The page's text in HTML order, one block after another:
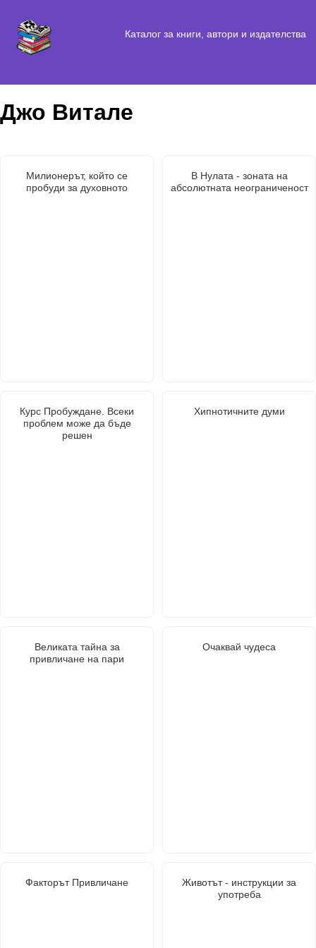
Каталог за книги, автори и издателства
Джо Витале
Милионерът, който се
пробуди за духовното
В Нулата - зоната на
абсолютната неограниченост
Курс Пробуждане. Всеки
проблем може да бъде
решен
Хипнотичните думи
Великата тайна за
привличане на пари
Очаквай чудеса
Факторът Привличане
Животът - инструкции за
употреба